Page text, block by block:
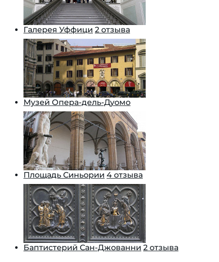
Галерея Уффици 2 отзыва
Музей Опера-дель-Дуомо
Площадь Синьории 4 отзыва
Баптистерий Сан-Джованни 2 отзыва